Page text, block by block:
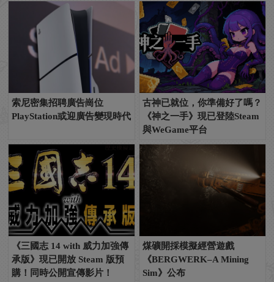
索尼密集招聘廣告崗位
PlayStation或迎廣告變現時代
古神已就位，你準備好了嗎？
《神之一手》現已登陸Steam
與WeGame平台
《三國志 14 with 威力加強傳
承版》現已開放 Steam 版預
購！同時公開宣傳影片！
煤礦開採模擬經營遊戲
《BERGWERK–A Mining
Sim》公布